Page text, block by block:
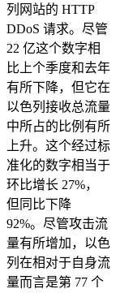
列网站的 HTTP
DDoS 请求。尽管
22 亿这个数字相
比上个季度和去年
有所下降，但它在
以色列接收总流量
中所占的比例有所
上升。这个经过标
准化的数字相当于
环比增长 27%，
但同比下降
92%。尽管攻击流
量有所增加，以色
列在相对于自身流
量而言是第 77 个